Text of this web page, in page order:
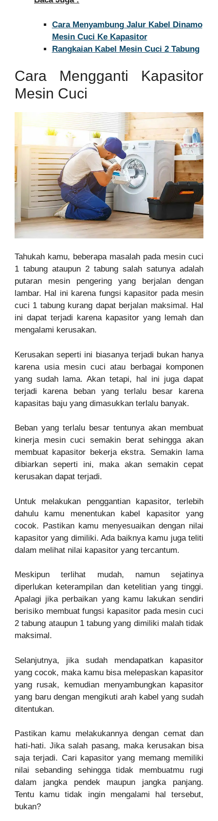
Cara Menyambung Jalur Kabel Dinamo
Mesin Cuci Ke Kapasitor
Rangkaian Kabel Mesin Cuci 2 Tabung
Cara Mengganti Kapasitor
Mesin Cuci
Tahukah kamu, beberapa masalah pada mesin cuci
1 tabung ataupun 2 tabung salah satunya adalah
putaran mesin pengering yang berjalan dengan
lambar. Hal ini karena fungsi kapasitor pada mesin
cuci 1 tabung kurang dapat berjalan maksimal. Hal
ini dapat terjadi karena kapasitor yang lemah dan
mengalami kerusakan.
Kerusakan seperti ini biasanya terjadi bukan hanya
karena usia mesin cuci atau berbagai komponen
yang sudah lama. Akan tetapi, hal ini juga dapat
terjadi karena beban yang terlalu besar karena
kapasitas baju yang dimasukkan terlalu banyak.
Beban yang terlalu besar tentunya akan membuat
kinerja mesin cuci semakin berat sehingga akan
membuat kapasitor bekerja ekstra. Semakin lama
dibiarkan seperti ini, maka akan semakin cepat
kerusakan dapat terjadi.
Untuk melakukan penggantian kapasitor, terlebih
dahulu kamu menentukan kabel kapasitor yang
cocok. Pastikan kamu menyesuaikan dengan nilai
kapasitor yang dimiliki. Ada baiknya kamu juga teliti
dalam melihat nilai kapasitor yang tercantum.
Meskipun terlihat mudah, namun sejatinya
diperlukan keterampilan dan ketelitian yang tinggi.
Apalagi jika perbaikan yang kamu lakukan sendiri
berisiko membuat fungsi kapasitor pada mesin cuci
2 tabung ataupun 1 tabung yang dimiliki malah tidak
maksimal.
Selanjutnya, jika sudah mendapatkan kapasitor
yang cocok, maka kamu bisa melepaskan kapasitor
yang rusak, kemudian menyambungkan kapasitor
yang baru dengan mengikuti arah kabel yang sudah
ditentukan.
Pastikan kamu melakukannya dengan cemat dan
hati-hati. Jika salah pasang, maka kerusakan bisa
saja terjadi. Cari kapasitor yang memang memiliki
nilai sebanding sehingga tidak membuatmu rugi
dalam jangka pendek maupun jangka panjang.
Tentu kamu tidak ingin mengalami hal tersebut,
bukan?